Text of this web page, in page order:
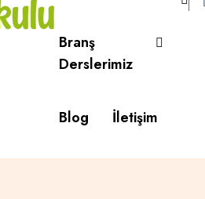
Branş
Derslerimiz
Blog İletişim